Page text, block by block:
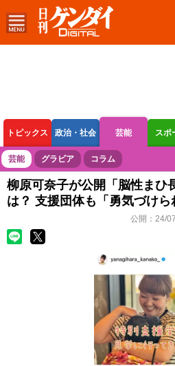
トピックス 政治・社会 芸能 スポ
ボートレース 競輪 オートレース
芸能 グラビア コラム
柳原可奈子が公開「脳性まひ
は？ 支援団体も「勇気づけ
公開： 24/